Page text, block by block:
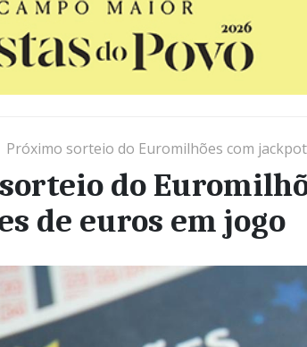
Próximo sorteio do Euromilhões com
do
de euros em jogo